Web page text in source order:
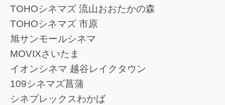
TOHOシネマズ 流山おおたかの森
TOHOシネマズ 市原
旭サンモールシネマ
MOVIXさいたま
イオンシネマ 越谷レイクタウン
109シネマズ菖蒲
シネプレックスわかば